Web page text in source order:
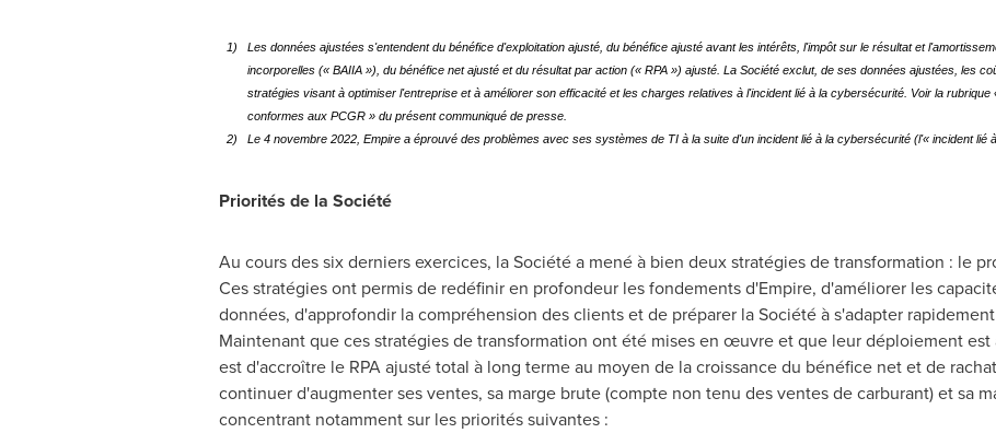
1)
Les données ajustées s'entendent du bénéfice d'exploitation ajusté, du bénéfice ajusté avant les intérêts, l'impôt sur le résultat et
incorporelles (« BAIIA »), du bénéfice net ajusté et du résultat par action (« RPA ») ajusté. La Société exclut, de ses données ajustées, les
stratégies visant à optimiser l'entreprise et à améliorer son efficacité et les charges relatives à l'incident lié à la cybersécurité. Voir la
conformes aux PCGR » du présent communiqué de presse.
2)
Le 4 novembre 2022, Empire a éprouvé des problèmes avec ses systèmes de TI à la suite d'un incident lié à la cybersécurité (l'« incident lié
Priorités de la Société
Au cours des six derniers exercices, la Société a mené à bien deux stratégies de transformation : le
Ces stratégies ont permis de redéfinir en profondeur les fondements d'Empire, d'améliorer les
données, d'approfondir la compréhension des clients et de préparer la Société à s'adapter
Maintenant que ces stratégies de transformation ont été mises en œuvre et que leur déploiement
est d'accroître le RPA ajusté total à long terme au moyen de la croissance du bénéfice net et de
continuer d'augmenter ses ventes, sa marge brute (compte non tenu des ventes de carburant) et sa
concentrant notamment sur les priorités suivantes :